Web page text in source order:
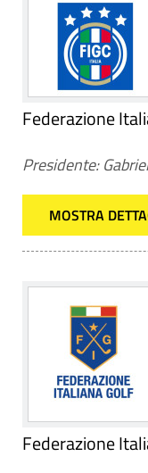
Federazione
Presidente:
MOSTRA
Federazione